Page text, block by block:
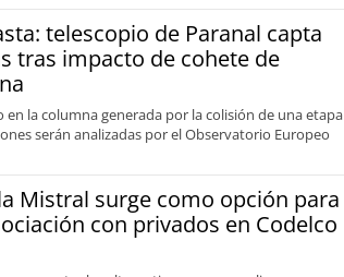
telescopio de Paranal capta
tras impacto de cohete de
en la columna generada por la colisión de una etapa
serán analizadas por el Observatorio Europeo
Mistral surge como opción para
con privados en Codelco